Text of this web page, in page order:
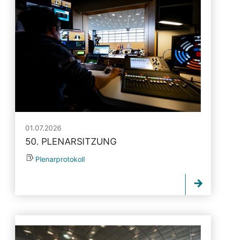
01.07.2026
50. PLENARSITZUNG
Plenarprotokoll